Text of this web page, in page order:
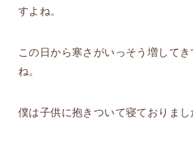
すよね。
この日から寒さがいっそう増して
ね。
僕は子供に抱きついて寝ておりま